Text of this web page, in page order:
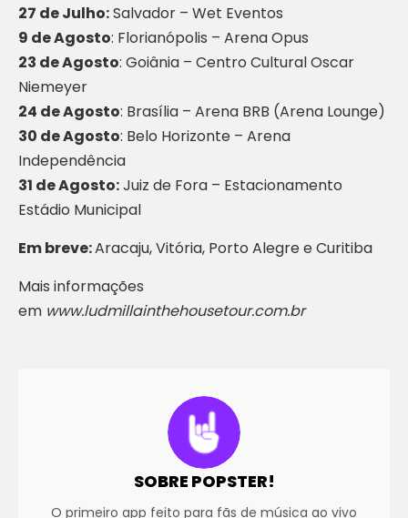
27 de Julho:Salvador – Wet Eventos
9 de Agosto: Florianópolis – Arena Opus
23 de Agosto: Goiânia – Centro Cultural Oscar
Niemeyer
24 de Agosto: Brasília – Arena BRB (Arena Lounge)
30 de Agosto: Belo Horizonte – Arena
Independência
31 de Agosto:Juiz de Fora – Estacionamento
Estádio Municipal
Em breve:Aracaju, Vitória, Porto Alegre e Curitiba
Mais informações
em www.ludmillainthehousetour.com.br
SOBRE POPSTER!
O primeiro app feito para fãs de música ao vivo